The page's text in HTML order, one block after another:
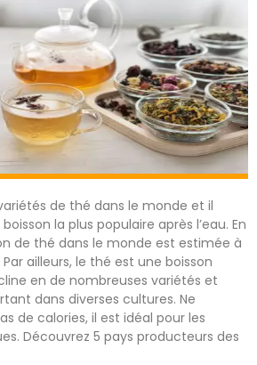
de thé dans le monde et il
la plus populaire après l’eau. En
de thé dans le monde est estimée à
ailleurs, le thé est une boisson
en de nombreuses variétés et
dans diverses cultures. Ne
de calories, il est idéal pour les
Découvrez 5 pays producteurs des